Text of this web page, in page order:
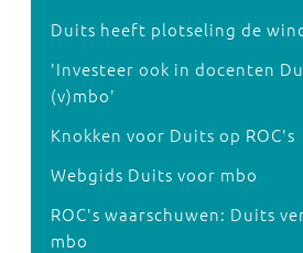
Duits heeft plotseling de
'Investeer ook in docenten
(v)mbo'
Knokken voor Duits op ROC's
Webgids Duits voor mbo
ROC's waarschuwen: Duits
mbo